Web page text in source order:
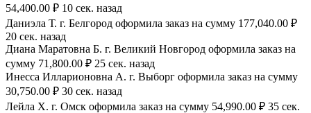
54,400.00 ₽ 10 сек. назад
Даниэла Т. г. Белгород оформила заказ на сумму 177,040.00 ₽
20 сек. назад
Диана Маратовна Б. г. Великий Новгород оформила заказ на
сумму 71,800.00 ₽ 25 сек. назад
Инесса Илларионовна А. г. Выборг оформила заказ на сумму
30,750.00 ₽ 30 сек. назад
Лейла Х. г. Омск оформила заказ на сумму 54,990.00 ₽ 35 сек.